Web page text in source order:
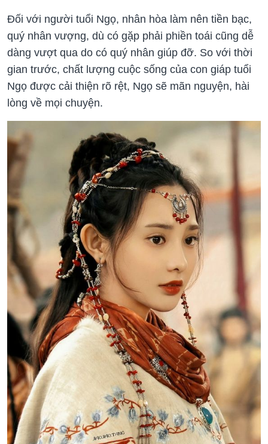
Đối với người tuổi Ngọ, nhân hòa làm nên tiền bạc,
quý nhân vượng, dù có gặp phải phiền toái cũng dễ
dàng vượt qua do có quý nhân giúp đỡ. So với thời
gian trước, chất lượng cuộc sống của con giáp tuổi
Ngọ được cải thiện rõ rệt, Ngọ sẽ mãn nguyện, hài
lòng về mọi chuyện.